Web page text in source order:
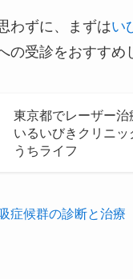
わずに、まずはい
の受診をおすすめ
東京都でレーザー治
いるいびきクリニッ
うちライフ
症候群の診断と治療